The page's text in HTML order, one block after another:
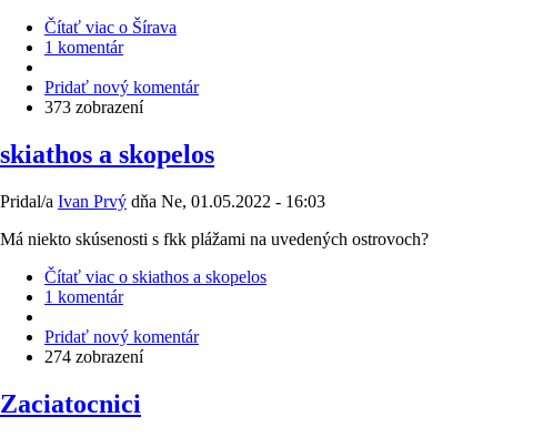
Čítať viac o Šírava
1 komentár
Pridať nový komentár
373 zobrazení
skiathos a skopelos
Pridal/a Ivan Prvý dňa Ne, 01.05.2022 - 16:03
Má niekto skúsenosti s fkk plážami na uvedených ostrovoch?
Čítať viac o skiathos a skopelos
1 komentár
Pridať nový komentár
274 zobrazení
Zaciatocnici